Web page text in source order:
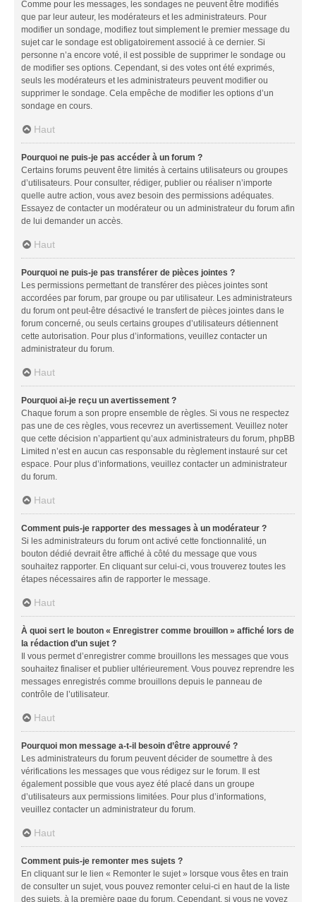
Comme pour les messages, les sondages ne peuvent être modifiés
que par leur auteur, les modérateurs et les administrateurs. Pour
modifier un sondage, modifiez tout simplement le premier message du
sujet car le sondage est obligatoirement associé à ce dernier. Si
personne n’a encore voté, il est possible de supprimer le sondage ou
de modifier ses options. Cependant, si des votes ont été exprimés,
seuls les modérateurs et les administrateurs peuvent modifier ou
supprimer le sondage. Cela empêche de modifier les options d’un
sondage en cours.
Haut
Pourquoi ne puis-je pas accéder à un forum ?
Certains forums peuvent être limités à certains utilisateurs ou groupes
d’utilisateurs. Pour consulter, rédiger, publier ou réaliser n’importe
quelle autre action, vous avez besoin des permissions adéquates.
Essayez de contacter un modérateur ou un administrateur du forum afin
de lui demander un accès.
Haut
Pourquoi ne puis-je pas transférer de pièces jointes ?
Les permissions permettant de transférer des pièces jointes sont
accordées par forum, par groupe ou par utilisateur. Les administrateurs
du forum ont peut-être désactivé le transfert de pièces jointes dans le
forum concerné, ou seuls certains groupes d’utilisateurs détiennent
cette autorisation. Pour plus d’informations, veuillez contacter un
administrateur du forum.
Haut
Pourquoi ai-je reçu un avertissement ?
Chaque forum a son propre ensemble de règles. Si vous ne respectez
pas une de ces règles, vous recevrez un avertissement. Veuillez noter
que cette décision n’appartient qu’aux administrateurs du forum, phpBB
Limited n’est en aucun cas responsable du règlement instauré sur cet
espace. Pour plus d’informations, veuillez contacter un administrateur
du forum.
Haut
Comment puis-je rapporter des messages à un modérateur ?
Si les administrateurs du forum ont activé cette fonctionnalité, un
bouton dédié devrait être affiché à côté du message que vous
souhaitez rapporter. En cliquant sur celui-ci, vous trouverez toutes les
étapes nécessaires afin de rapporter le message.
Haut
À quoi sert le bouton « Enregistrer comme brouillon » affiché lors de
la rédaction d’un sujet ?
Il vous permet d’enregistrer comme brouillons les messages que vous
souhaitez finaliser et publier ultérieurement. Vous pouvez reprendre les
messages enregistrés comme brouillons depuis le panneau de
contrôle de l’utilisateur.
Haut
Pourquoi mon message a-t-il besoin d’être approuvé ?
Les administrateurs du forum peuvent décider de soumettre à des
vérifications les messages que vous rédigez sur le forum. Il est
également possible que vous ayez été placé dans un groupe
d’utilisateurs aux permissions limitées. Pour plus d’informations,
veuillez contacter un administrateur du forum.
Haut
Comment puis-je remonter mes sujets ?
En cliquant sur le lien « Remonter le sujet » lorsque vous êtes en train
de consulter un sujet, vous pouvez remonter celui-ci en haut de la liste
des sujets, à la première page du forum. Cependant, si vous ne voyez